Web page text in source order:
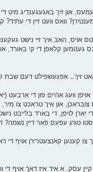
און זיך באגעגענדיג מיט די
וואס וועט זיין די
אויס, האב איך זיי נישט
גענומען קלאפן די קי
זיך [נישט] אפגעשפילט דעם שבת
און איך טראכט צו מיר,
לויפן, די בארד בלייבט
טוהן עפעס פאר דיין
קענען קאנצעטרירן אויף די
קיין עסק. א איד איז דאך אויף